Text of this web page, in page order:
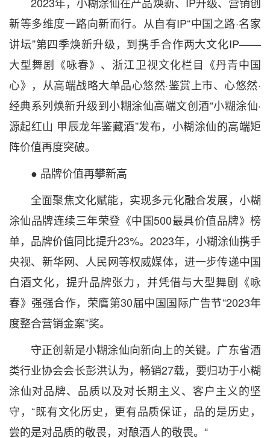
新等多维度一路向新而行。从自有IP“中国之路·名家
讲坛”第四季焕新升级，到携手合作两大文化IP——
大型舞剧《咏春》、浙江卫视文化栏目《丹青中国
心》，从高端战略大单品心悠然·鉴赏上市、心悠然·
经典系列焕新升级到小糊涂仙高端文创酒“小糊涂仙·
源起红山 甲辰龙年鉴藏酒”发布，小糊涂仙的高端矩
阵价值再度突破。
● 品牌价值再攀新高
全面聚焦文化赋能，实现多元化融合发展，小糊
涂仙品牌连续三年荣登《中国500最具价值品牌》榜
单，品牌价值同比提升23%。2023年，小糊涂仙携手
央视、新华网、人民网等权威媒体，进一步传递中国
白酒文化，提升品牌张力，并凭借与大型舞剧《咏
春》强强合作，荣膺第30届中国国际广告节“2023年
度整合营销金案”奖。
守正创新是小糊涂仙向新向上的关键。广东省酒
类行业协会会长彭洪认为，畅销27载，要归功于小糊
涂仙对品牌、品质以及对长期主义、客户主义的坚
守，“既有文化历史，更有品质保证，品的是历史，
尝的是对品质的敬畏，对酿酒人的敬畏。“